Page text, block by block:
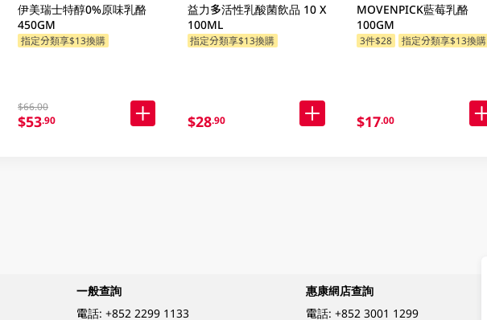
伊美瑞士特醇0%原味乳酪
450GM
指定分類享$13換購
$66.00
$53.90
益力多活性乳酸菌飲品 10 X
100ML
指定分類享$13換購
$28.90
MOVENPICK藍莓乳酪
100GM
3件$28 指定分類享$13換購
$17.00
一般查詢
電話: +852 2299 1133
惠康網店查詢
電話: +852 3001 1299